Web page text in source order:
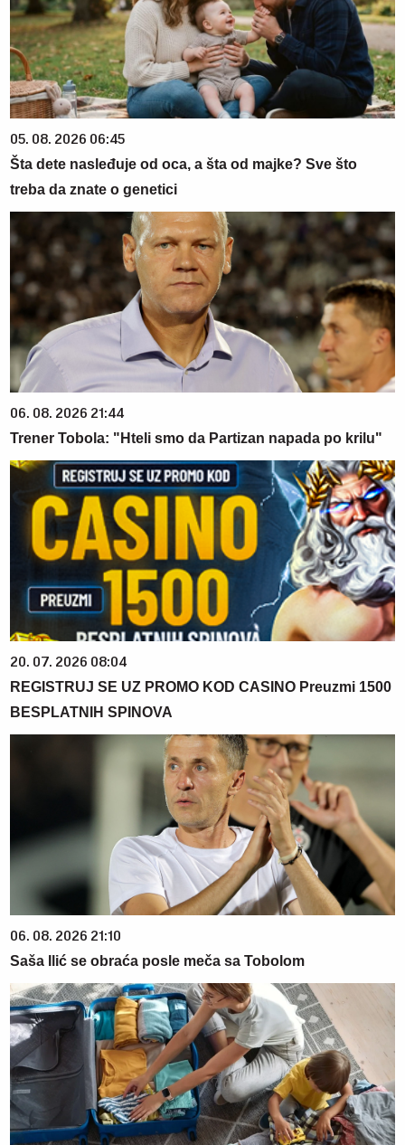
05. 08. 2026 06:45
Šta dete nasleđuje od oca, a šta od majke? Sve što
treba da znate o genetici
06. 08. 2026 21:44
Trener Tobola: "Hteli smo da Partizan napada po krilu"
20. 07. 2026 08:04
REGISTRUJ SE UZ PROMO KOD CASINO Preuzmi 1500
BESPLATNIH SPINOVA
06. 08. 2026 21:10
Saša Ilić se obraća posle meča sa Tobolom